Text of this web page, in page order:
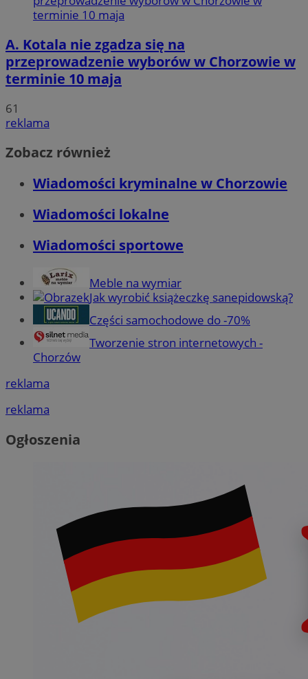
A. Kotala nie zgadza się na
przeprowadzenie wyborów w Chorzowie w
terminie 10 maja
61
reklama
Zobacz również
Wiadomości kryminalne w Chorzowie
Wiadomości lokalne
Wiadomości sportowe
Meble na wymiar
Jak wyrobić książeczkę sanepidowską?
Części samochodowe do -70%
Tworzenie stron internetowych -
Chorzów
reklama
reklama
Ogłoszenia